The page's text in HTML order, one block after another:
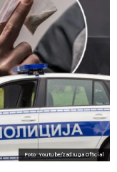
Foto: Youtube/zadruga Official